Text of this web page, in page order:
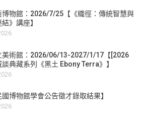
博物館：2026/7/25【《織徑：傳統智慧與
》講座】
美術館：2026/06/13-2027/1/17【[2026
典藏系列《黑土 Ebony Terra》】
國博物館學會公告徵才錄取結果】